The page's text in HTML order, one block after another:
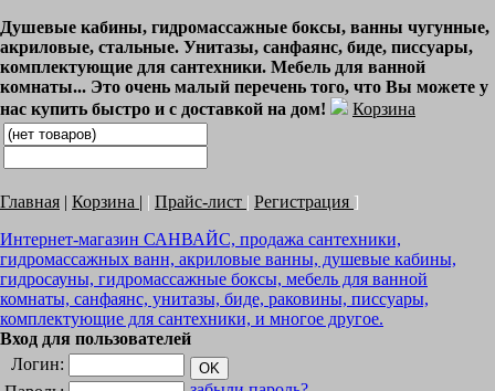
Душевые кабины, гидромассажные боксы, ванны чугунные,
акриловые, стальные. Унитазы, санфаянс, биде, писсуары,
комплектующие для сантехники. Мебель для ванной
комнаты... Это очень малый перечень того, что Вы можете у
нас купить быстро и с доставкой на дом!
Корзина
Главная | Корзина | | Прайс-лист | Регистрация ]
Интернет-магазин САНВАЙС, продажа сантехники,
гидромассажных ванн, акриловые ванны, душевые кабины,
гидросауны, гидромассажные боксы, мебель для ванной
комнаты, санфаянс, унитазы, биде, раковины, писсуары,
комплектующие для сантехники, и многое другое.
Вход для пользователей
Логин: